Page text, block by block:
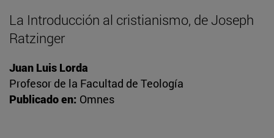
La Introducción al cristianismo, de Joseph
Ratzinger
Juan Luis Lorda
Profesor de la Facultad de Teología
Publicado en: Omnes